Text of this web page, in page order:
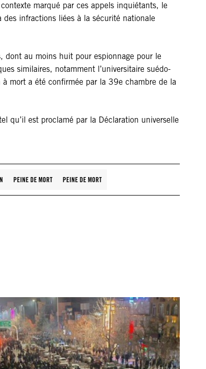
marqué par ces appels inquiétants, le
infractions liées à la sécurité nationale
au moins huit pour espionnage pour le
similaires, notamment l’universitaire suédo-
mort a été confirmée par la 39e chambre de la
qu’il est proclamé par la Déclaration universelle
PEINE DE MORT PEINE DE MORT